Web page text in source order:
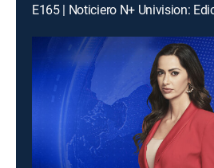
E165 | Noticiero N+ Univision: